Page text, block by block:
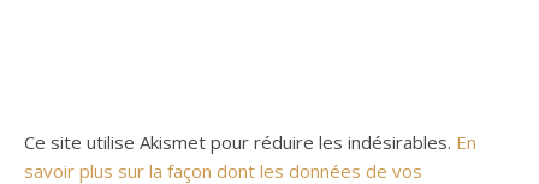
Ce site utilise Akismet pour réduire les indésirables. En
savoir plus sur la façon dont les données de vos